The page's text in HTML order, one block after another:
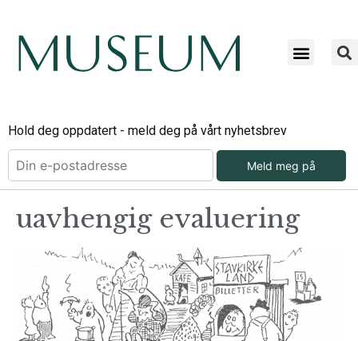
Hold deg oppdatert - meld deg på vårt nyhetsbrev
Meld meg på
uavhengig evaluering